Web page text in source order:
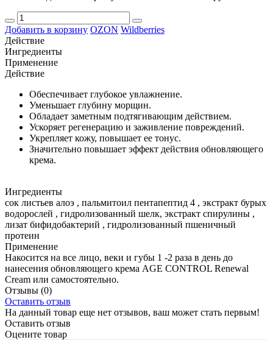
Добавить в корзину OZON Wildberries
Действие
Ингредиенты
Применение
Действие
Обеспечивает глубокое увлажнение.
Уменьшает глубину морщин.
Обладает заметным подтягивающим действием.
Ускоряет регенерацию и заживление повреждений.
Укрепляет кожу, повышает ее тонус.
Значительно повышает эффект действия обновляющего
крема.
Ингредиенты
сок листьев алоэ , пальмитоил пентапептид 4 , экстракт бурых
водорослей , гидролизованный шелк, экстракт спирулины ,
лизат бифидобактерий , гидролизованный пшеничный
протеин
Применение
Накосится на все лицо, веки и губы 1 -2 раза в день до
нанесения обновляющего крема AGE CONTROL Renewal
Cream или самостоятельно.
Отзывы (0)
Оставить отзыв
На данный товар еще нет отзывов, ваш может стать первым!
Оставить отзыв
Оцените товар